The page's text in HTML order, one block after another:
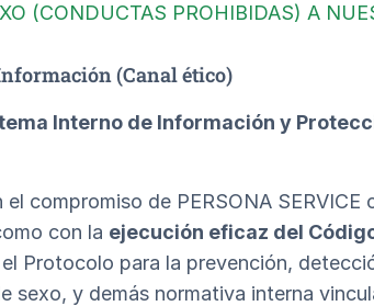
(CONDUCTAS PROHIBIDAS) A
(Canal ético)
Interno de Información y
compromiso de PERSONA SERVICE
con la ejecución eficaz del
el Protocolo para la prevención,
sexo, y demás normativa interna